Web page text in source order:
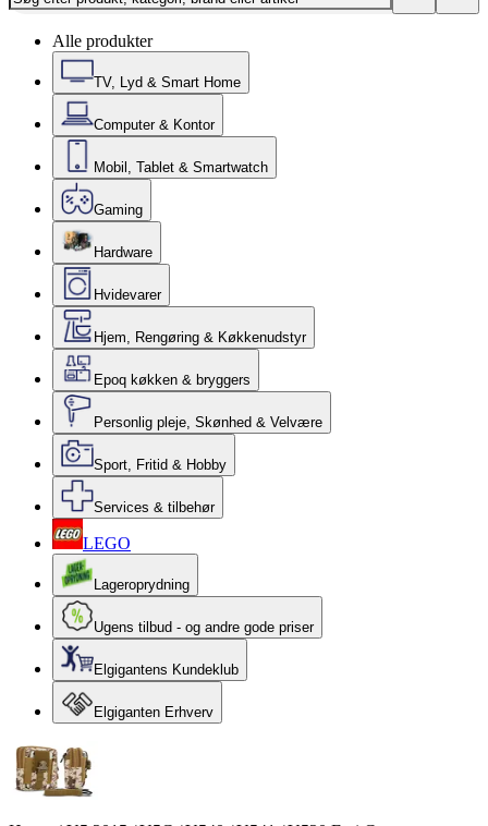
Alle produkter
TV, Lyd & Smart Home
Computer & Kontor
Mobil, Tablet & Smartwatch
Gaming
Hardware
Hvidevarer
Hjem, Rengøring & Køkkenudstyr
Epoq køkken & bryggers
Personlig pleje, Skønhed & Velvære
Sport, Fritid & Hobby
Services & tilbehør
LEGO
Lageroprydning
Ugens tilbud - og andre gode priser
Elgigantens Kundeklub
Elgiganten Erhverv